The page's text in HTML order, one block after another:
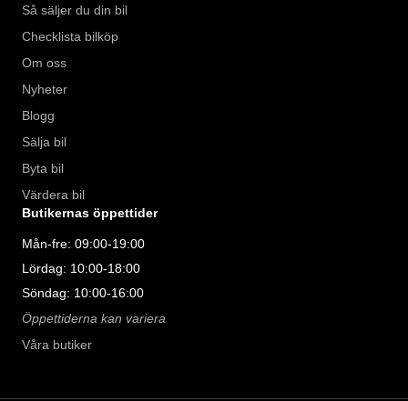
Så säljer du din bil
Checklista bilköp
Om oss
Nyheter
Blogg
Sälja bil
Byta bil
Värdera bil
Butikernas öppettider
Mån-fre: 09:00-19:00
Lördag: 10:00-18:00
Söndag: 10:00-16:00
Öppettiderna kan variera
Våra butiker